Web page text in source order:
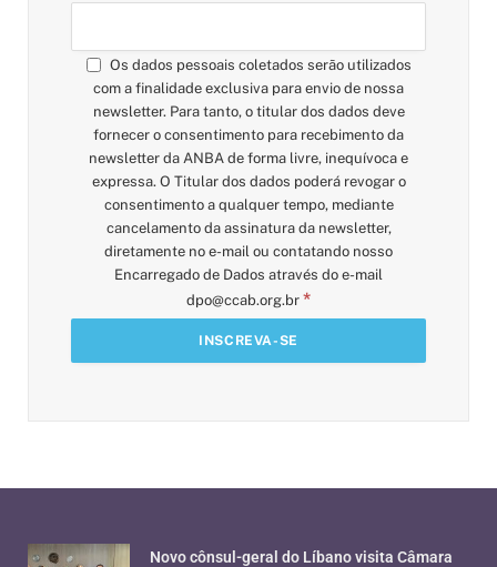
Os dados pessoais coletados serão utilizados
com a finalidade exclusiva para envio de nossa
newsletter. Para tanto, o titular dos dados deve
fornecer o consentimento para recebimento da
newsletter da ANBA de forma livre, inequívoca e
expressa. O Titular dos dados poderá revogar o
consentimento a qualquer tempo, mediante
cancelamento da assinatura da newsletter,
diretamente no e-mail ou contatando nosso
Encarregado de Dados através do e-mail
dpo@ccab.org.br *
Novo cônsul-geral do Líbano visita Câmara